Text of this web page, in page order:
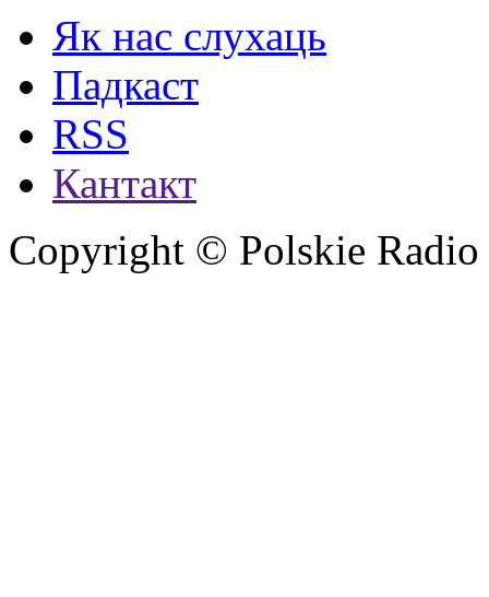
Як нас слухаць
Падкаст
RSS
Кантакт
Copyright © Polskie